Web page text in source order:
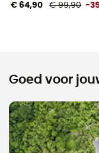
€ 64,90 € 99,90 -
Goed voor